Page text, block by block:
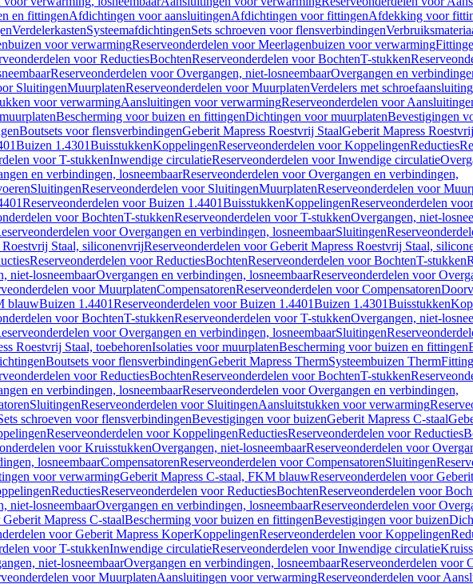
en fittingenAfdichtingen voor aansluitingenAfdichtingen voor fittingenAfdekking voor
VerdelerkastenSysteemafdichtingenSets schroeven voor flensverbindingen
voor verwarmingReserveonderdelen voor Meerlagenbuizen voor verwarming
voor ReductiesBochtenReserveonderdelen voor BochtenT-stukken
Reserveonderdelen voor Overgangen, niet-losneembaarOvergangen en
SluitingenMuurplatenReserveonderdelen voor MuurplatenVerdelers met schroefaansluiting
voor verwarmingAansluitingen voor verwarmingReserveonderdelen voor
Bescherming voor buizen en fittingenDichtingen voor muurplatenBevestigingen
Boutsets voor flensverbindingenGeberit Mapress Roestvrij StaalGeberit Mapress
Buizen 1.4301BuisstukkenKoppelingenReserveonderdelen voor KoppelingenReducties
voor T-stukkenInwendige circulatieReserveonderdelen voor Inwendige circulatie
en verbindingen, losneembaarReserveonderdelen voor Overgangen en verbindingen,
SluitingenReserveonderdelen voor SluitingenMuurplatenReserveonderdelen voor
Reserveonderdelen voor Buizen 1.4401BuisstukkenKoppelingenReserveonderdelen voor
voor BochtenT-stukkenReserveonderdelen voor T-stukkenOvergangen, niet-
voor Overgangen en verbindingen, losneembaarSluitingen
Staal, siliconenvrijReserveonderdelen voor Geberit Mapress Roestvrij Staal,
Reserveonderdelen voor ReductiesBochtenReserveonderdelen voor BochtenT-stukken
niet-losneembaarOvergangen en verbindingen, losneembaarReserveonderdelen voor
voor MuurplatenCompensatorenReserveonderdelen voor Compensatoren
blauwBuizen 1.4401Reserveonderdelen voor Buizen 1.4401Buizen 1.4301Buisstukken
voor BochtenT-stukkenReserveonderdelen voor T-stukkenOvergangen, niet-
voor Overgangen en verbindingen, losneembaarSluitingen
Roestvrij Staal, toebehorenIsolaties voor muurplatenBescherming voor buizen en fittingen
Boutsets voor flensverbindingenGeberit Mapress ThermSysteembuizen Therm
voor ReductiesBochtenReserveonderdelen voor BochtenT-stukken
en verbindingen, losneembaarReserveonderdelen voor Overgangen en verbindingen,
SluitingenReserveonderdelen voor SluitingenAansluitstukken voor verwarming
schroeven voor flensverbindingenBevestigingen voor buizenGeberit Mapress C-staal
Reserveonderdelen voor KoppelingenReductiesReserveonderdelen voor Reducties
voor KruisstukkenOvergangen, niet-losneembaarReserveonderdelen voor
losneembaarCompensatorenReserveonderdelen voor CompensatorenSluitingen
voor verwarmingGeberit Mapress C-staal, FKM blauwReserveonderdelen voor
ReductiesReserveonderdelen voor ReductiesBochtenReserveonderdelen voor
niet-losneembaarOvergangen en verbindingen, losneembaarReserveonderdelen voor
Mapress C-staalBescherming voor buizen en fittingenBevestigingen voor buizen
voor Geberit Mapress KoperKoppelingenReserveonderdelen voor Koppelingen
voor T-stukkenInwendige circulatieReserveonderdelen voor Inwendige circulatie
niet-losneembaarOvergangen en verbindingen, losneembaarReserveonderdelen voor
voor MuurplatenAansluitingen voor verwarmingReserveonderdelen voor